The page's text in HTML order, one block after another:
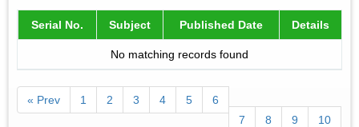
Serial No. Subject Published Date Details
No matching records found
« Prev 1 2 3 4 5
6
7
8 9 10